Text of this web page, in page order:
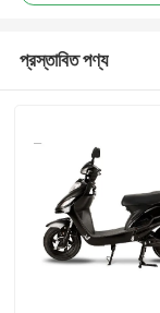
প্রস্তাবিত পণ্য